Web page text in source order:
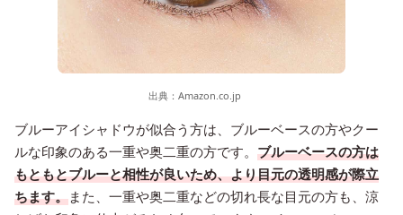
出典： Amazon.co.jp
ブルーアイシャドウが似合う方は、ブルーベースの方やクー
ルな印象のある一重や奥二重の方です。 ブルーベースの方は
もともとブルーと相性が良いため、より目元の透明感が際立
ちます。また、一重や奥二重などの切れ長な目元の方も、涼